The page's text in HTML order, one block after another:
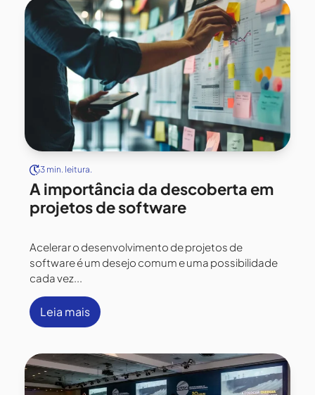
3 min. leitura.
A importância da descoberta em
projetos de software
Acelerar o desenvolvimento de projetos de
software é um desejo comum e uma possibilidade
cada vez...
Leia mais